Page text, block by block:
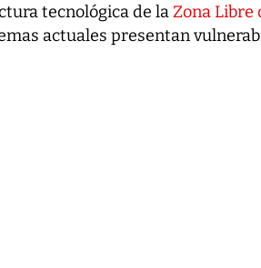
tecnológica de laZona Libre
actuales presentan